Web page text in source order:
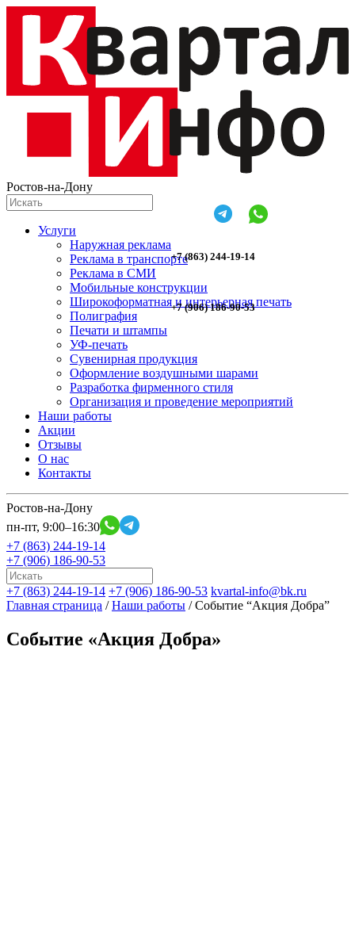
Ростов-на-Дону
+7 (863) 244-19-14
+7 (906) 186-90-53
Услуги
Наружная реклама
Реклама в транспорте
Реклама в СМИ
Мобильные конструкции
Широкоформатная и интерьерная печать
Полиграфия
Печати и штампы
УФ-печать
Cувенирная продукция
Оформление воздушными шарами
Разработка фирменного стиля
Организация и проведение мероприятий
Наши работы
Акции
Отзывы
О нас
Контакты
Ростов-на-Дону
пн-пт, 9:00–16:30
+7 (863) 244-19-14
+7 (906) 186-90-53
+7 (863) 244-19-14 +7 (906) 186-90-53 kvartal-info@bk.ru
Главная страница /Наши работы /Cобытие “Акция Добра”
Cобытие «Акция Добра»